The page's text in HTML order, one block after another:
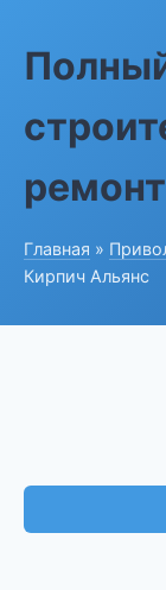
Главная »
Кирпич Альянс